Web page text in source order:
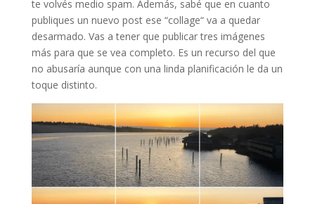
te volvés medio spam. Además, sabé que en cuanto
publiques un nuevo post ese “collage“ va a quedar
desarmado. Vas a tener que publicar tres imágenes
más para que se vea completo. Es un recurso del que
no abusaría aunque con una linda planificación le da un
toque distinto.